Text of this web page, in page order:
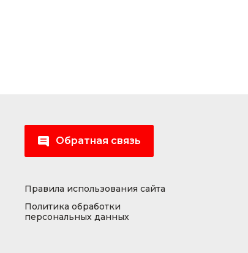
Обратная связь
Правила использования сайта
Политика обработки
персональных данных